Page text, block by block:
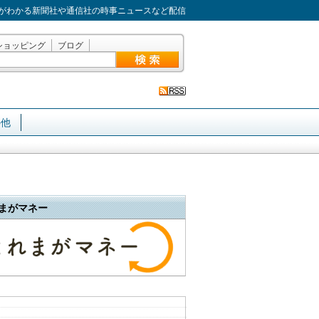
わかる新聞社や通信社の時事ニュースなど配信
ョッピング ブログ
がマネー